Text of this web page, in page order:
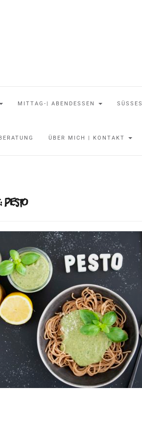
MITTAG-| ABENDESSEN SÜSSES
ÜBER MICH | KONTAKT
pesto